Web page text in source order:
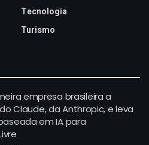
Tecnologia
Turismo
empresa brasileira a
Claude, da Anthropic, e leva
em IA para